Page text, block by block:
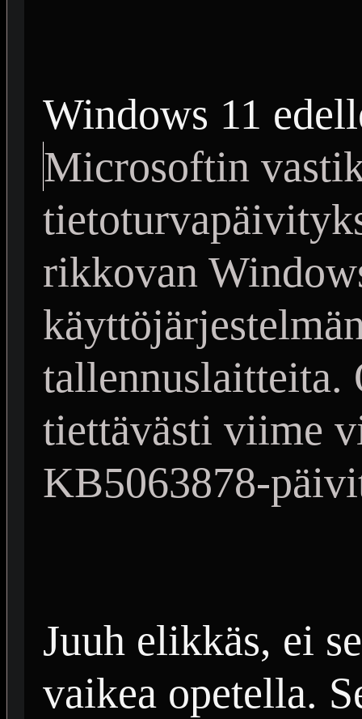
Windows 11
Microsoftin
rikkovan
tallennuslaitteita.
tiettävästi viime
KB5063878-
Juuh elikkäs, ei
vaikea opetella.